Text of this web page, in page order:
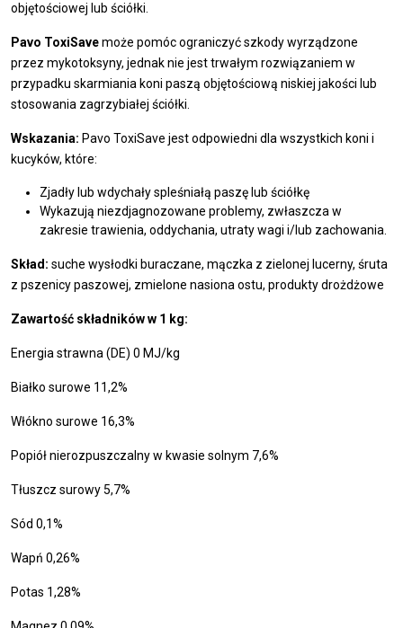
objętościowej lub ściółki.
Pavo ToxiSavemoże pomóc ograniczyć szkody wyrządzone
przez mykotoksyny, jednak nie jest trwałym rozwiązaniem w
przypadku skarmiania koni paszą objętościową niskiej jakości lub
stosowania zagrzybiałej ściółki.
Wskazania: Pavo ToxiSave jest odpowiedni dla wszystkich koni i
kucyków, które:
Zjadły lub wdychały spleśniałą paszę lub ściółkę
Wykazują niezdjagnozowane problemy, zwłaszcza w
zakresie trawienia, oddychania, utraty wagi i/lub zachowania.
Skład: suche wysłodki buraczane, mączka z zielonej lucerny, śruta
z pszenicy paszowej, zmielone nasiona ostu, produkty drożdżowe
Zawartość składników w 1 kg:
Energia strawna (DE) 0 MJ/kg
Białko surowe 11,2%
Włókno surowe 16,3%
Popiół nierozpuszczalny w kwasie solnym 7,6%
Tłuszcz surowy 5,7%
Sód 0,1%
Wapń 0,26%
Potas 1,28%